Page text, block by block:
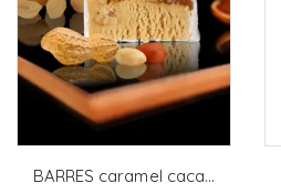
BARRES caramel caca...